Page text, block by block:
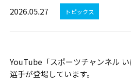
2026.05.27 トピックス
YouTube「スポーツチャンネル
選手が登場しています。